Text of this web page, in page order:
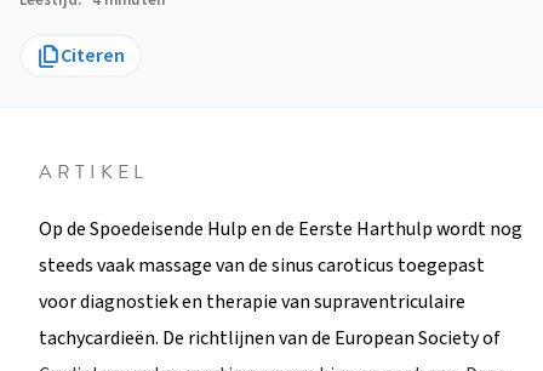
Citeren
ARTIKEL
Op de Spoedeisende Hulp en de Eerste Harthulp wordt nog
steeds vaak massage van de sinus caroticus toegepast
voor diagnostiek en therapie van supraventriculaire
tachycardieën. De richtlijnen van de European Society of